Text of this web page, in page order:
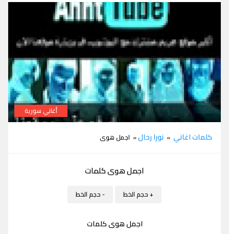
أغاني سورية
كلمات اغاني » نورا رحال» اجمل هوى
اجمل هوى كلمات
+ حجم الخط - حجم الخط
اجمل هوى كلمات